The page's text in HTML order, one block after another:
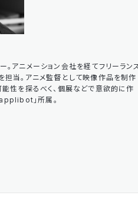
。アニメーション会社を経てフリーラン
担当。アニメ監督として映像作品を制作
能性を探るべく、個展などで意欲的に作
」所属。